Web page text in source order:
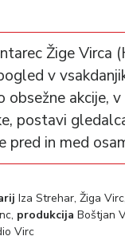
Žige Virca
v
obsežne akcije,
postavi
pred in med
Iza Strehar, Žiga Virc,
produkcija Boštjan
Virc